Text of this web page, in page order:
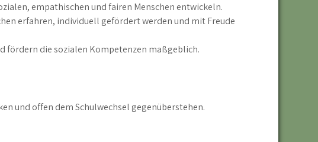
empathischen und fairen Menschen entwickeln.
erfahren, individuell gefördert werden und mit Freude
fördern die sozialen Kompetenzen maßgeblich.
und offen dem Schulwechsel gegenüberstehen.